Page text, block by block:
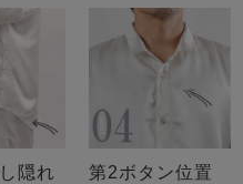
隠れ
第2ボタン位置